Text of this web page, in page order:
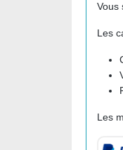
Vous
Les
Les